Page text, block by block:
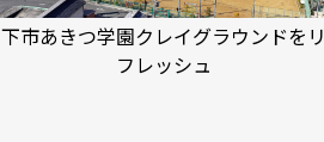
下市あきつ学園クレイグラウンドをリ
フレッシュ